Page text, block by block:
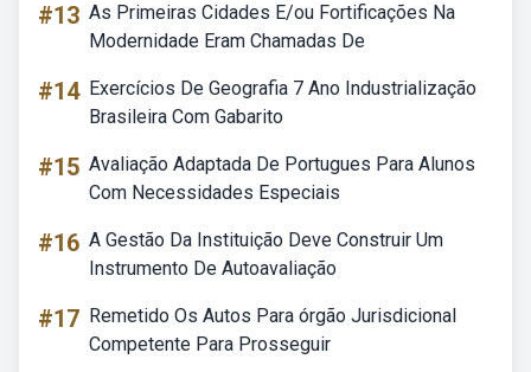
#13 As Primeiras Cidades E/ou Fortificações Na
Modernidade Eram Chamadas De
#14 Exercícios De Geografia 7 Ano Industrialização
Brasileira Com Gabarito
#15 Avaliação Adaptada De Portugues Para Alunos
Com Necessidades Especiais
#16 A Gestão Da Instituição Deve Construir Um
Instrumento De Autoavaliação
#17 Remetido Os Autos Para órgão Jurisdicional
Competente Para Prosseguir